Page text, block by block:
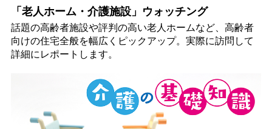
「老人ホーム・介護施設」ウォッチング
話題の高齢者施設や評判の高い老人ホームなど、高齢者
向けの住宅全般を幅広くピックアップ。実際に訪問して
詳細にレポートします。